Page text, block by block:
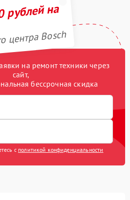
рублей на
центра Bosch
на ремонт техники через
сайт,
бессрочная скидка
с политикой конфиденциальности